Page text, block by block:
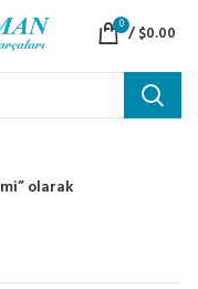
0 /$0.00
olarak